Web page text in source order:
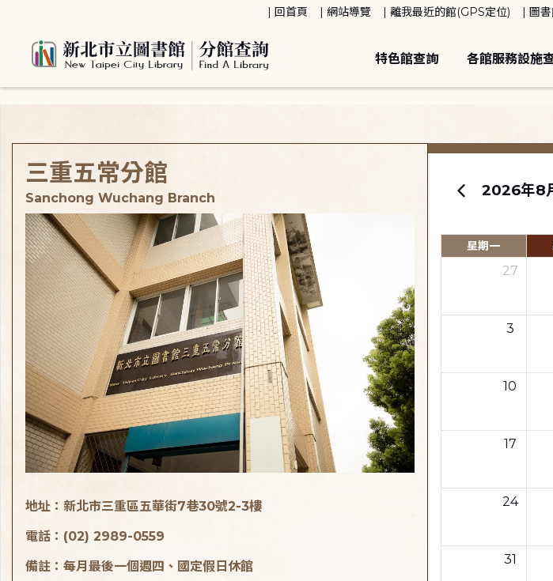
回首頁 網站導覽 離我最近的館(GPS定位) 圖
特色館查詢 各館服務設施
2026年8
星期一
27
3
10
17
24
31
三重五常分館
Sanchong Wuchang Branch
地址：新北市三重區五華街7巷30號2-3樓
電話：(02) 2989-0559
備註：每月最後一個週四、國定假日休館